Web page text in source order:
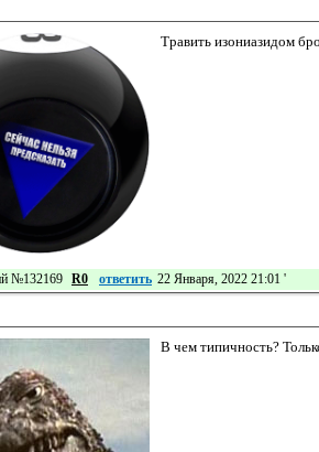
Травить изониазидом
№132169 R0 ответить 22 Января, 2022 21:01 '
В чем типичность?